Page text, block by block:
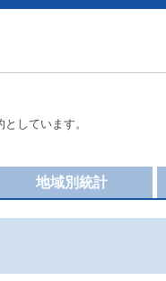
しています。
地域別統計